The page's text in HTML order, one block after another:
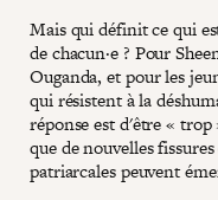
Mais qui définit ce qui
de chacun·e ? Pour
Ouganda, et pour les
qui résistent à la
réponse est d'être «
que de nouvelles
patriarcales peuvent